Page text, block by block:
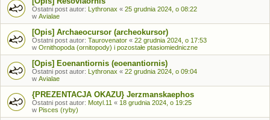
Ostatni post autor: Lythronax « 25 grudnia 2024, o 08:22
w Avialae
[Opis] Archaeocursor (archeokursor)
Ostatni post autor: Taurovenator « 22 grudnia 2024, o 17:53
w Ornithopoda (ornitopody) i pozostałe ptasiomiedniczne
[Opis] Eoenantiornis (eoenantiornis)
Ostatni post autor: Lythronax « 22 grudnia 2024, o 09:04
w Avialae
{PREZENTACJA OKAZU} Jerzmanskaephos
Ostatni post autor: Motyl.11 « 18 grudnia 2024, o 19:25
w Pisces (ryby)